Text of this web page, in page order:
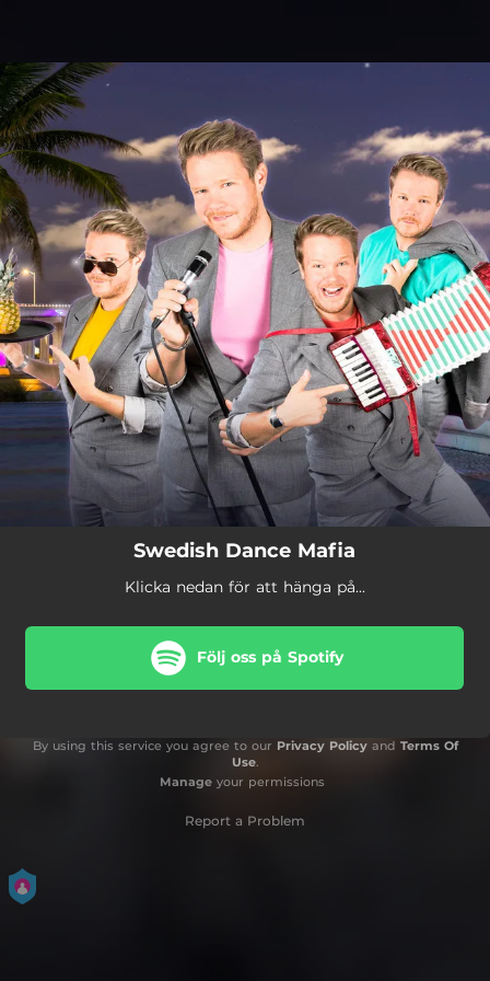
You're all set!
Swedish Dance Mafia
Klicka nedan för att hänga på...
Följ oss på Spotify
By using this service you agree to our Privacy Policyand Terms Of
Use.
Manageyour permissions
Report a Problem